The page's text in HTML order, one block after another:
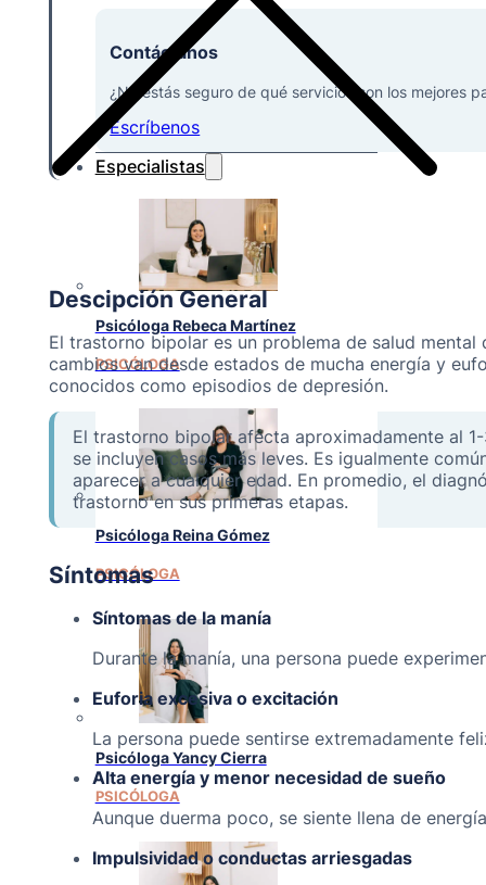
Contáctanos
¿No estás seguro de qué servicios son los mejores
Escríbenos
Especialistas
Psicóloga Rebeca Martínez
PSICÓLOGA
Psicóloga Reina Gómez
PSICÓLOGA
Psicóloga Yancy Cierra
PSICÓLOGA
Descipción General
El trastorno bipolar es un problema de salud
cambios van desde estados de mucha energía y
conocidos como episodios de depresión.
El trastorno bipolar afecta aproximadamente al
se incluyen casos más leves. Es igualmente
aparecer a cualquier edad. En promedio, el
trastorno en sus primeras etapas.
Síntomas
Síntomas de la manía
Durante la manía, una persona puede
Euforia excesiva o excitación
La persona puede sentirse extremadamente
Alta energía y menor necesidad de sueño
Aunque duerma poco, se siente llena de
Impulsividad o conductas arriesgadas